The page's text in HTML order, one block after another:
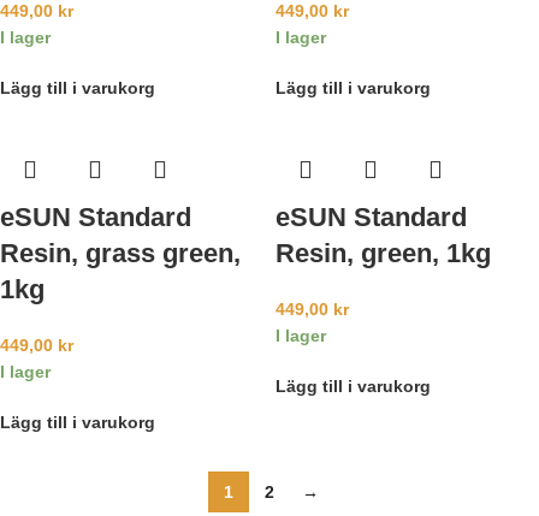
449,00 kr
I lager
Lägg till i varukorg
449,00 kr
I lager
Lägg till i varukorg
eSUN Standard
Resin, grass green,
1kg
449,00 kr
I lager
Lägg till i varukorg
eSUN Standard
Resin, green, 1kg
449,00 kr
I lager
Lägg till i varukorg
1 2 →